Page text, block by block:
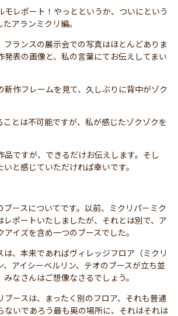
モレポート！やっとというか、ついにという
アランミクリ編。
フランスの展示会での写真はほとんどありま
発表の画像と、私の言葉にてお伝えしてまい
新作フレームを見て、久しぶりに背中がゾク
ことは不可能ですが、私が感じたゾクゾクを
品ですが、できるだけお伝えします。そし
と感じていただければ幸いです。
ブースについてです。以前、ミクリパーミク
レポートいたしましたが、それとは別で、ア
イズを含め一つのブースでした。
は、本来であればヴィレッジフロア（ミクリ
、アイシーベルリン、テオのブースが立ち並
なさんはご想像なさるでしょう。
ブースは、まったく別のフロア、それも普通
ないであろう最も奥の場所に、それはそれは